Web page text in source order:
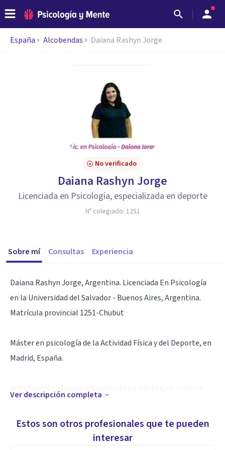
España Alcobendas Daiana Rashyn Jorge
No verificado
Daiana Rashyn Jorge
Licenciada en Psicología, especializada en deporte
Nº colegiado: 1251
Sobre mí Consultas Experiencia
Daiana Rashyn Jorge, Argentina. Licenciada En Psicología
en la Universidad del Salvador - Buenos Aires, Argentina.
Matrícula provincial 1251-Chubut
Máster en psicología de la Actividad Física y del Deporte, en
Madrid, España.
deportvia.
Ver descripción completa
Estos son otros profesionales que te pueden
interesar